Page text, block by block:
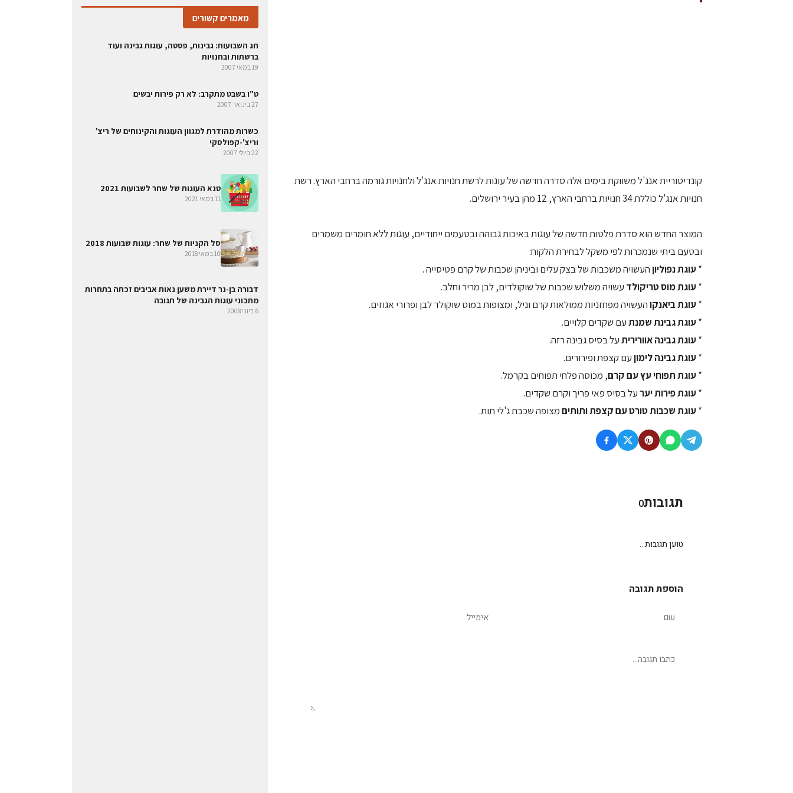
קונדיטוריית אנג'ל משווקת בימים אלה סדרה חדשה של עוגות לרשת חנויות אנג'ל ולחנויות גורמה ברחבי הארץ. רשת
חנויות אנג'ל כוללת 34 חנויות ברחבי הארץ, 12 מהן בעיר ירושלים.
המוצר החדש הוא סדרת פלטות חדשה של עוגות באיכות גבוהה ובטעמים ייחודיים, עוגות ללא חומרים משמרים
ובטעם ביתי שנמכרות לפי משקל לבחירת הלקוח:
*עוגת נפוליוןהעשויה משכבות של בצק עלים וביניהן שכבות של קרם פטיסייה .
*עוגת מוס טריקולד עשויה משלוש שכבות של שוקולדים, לבן מריר וחלב.
*עוגת ביאנקוהעשויה מפחזניות ממולאות קרם וניל, ומצופות במוס שוקולד לבן ופרורי אגוזים.
*עוגת גבינת שמנתעם שקדים קלויים.
*עוגת גבינה אווריריתעל בסיס גבינה רזה.
*עוגת גבינה לימוןעם קצפת ופירורים.
*עוגת תפוחי עץ עם קרם, מכוסה פלחי תפוחים בקרמל.
*עוגת פירות יערעל בסיס פאי פריך וקרם שקדים.
*עוגת שכבות טורט עם קצפת ותותיםמצופה שכבת ג'לי תות.
תגובות0
טוען תגובות...
הוספת תגובה
מאמרים קשורים
חג השבועות: גבינות, פסטה, עוגות גבינה ועוד
ברשתות ובחנויות
19 במאי 2007
ט"ו בשבט מתקרב: לא רק פירות יבשים
27 בינואר 2007
כשרות מהודרת למגוון העוגות והקינוחים של ריצ'
וריצ'-קפולסקי
22 ביולי 2007
טנא העוגות של שחר לשבועות 2021
11 במאי 2021
סל הקניות של שחר: עוגות שבועות 2018
10 במאי 2018
דבורה בן-נר דיירת משען נאות אביבים זכתה בתחרות
מתכוני עוגות הגבינה של תנובה
6 ביוני 2008